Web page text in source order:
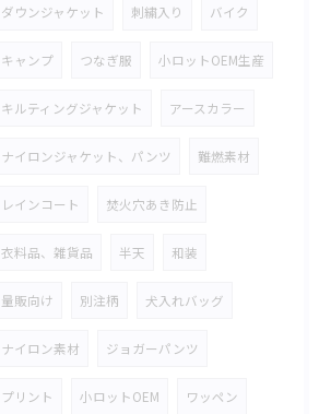
ダウンジャケット 刺繍入り バイク
キャンプ つなぎ服 小ロットOEM生産
キルティングジャケット アースカラー
ナイロンジャケット、パンツ 難燃素材
レインコート 焚火穴あき防止
衣料品、雑貨品 半天 和装
量販向け 別注柄 犬入れバッグ
ナイロン素材 ジョガーパンツ
プリント 小ロットOEM ワッペン